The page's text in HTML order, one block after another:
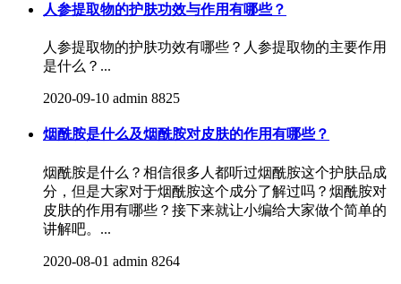
人参提取物的护肤功效与作用有哪些？
人参提取物的护肤功效有哪些？人参提取物的主要作用
是什么？...
2020-09-10 admin 8825
烟酰胺是什么及烟酰胺对皮肤的作用有哪些？
烟酰胺是什么？相信很多人都听过烟酰胺这个护肤品成
分，但是大家对于烟酰胺这个成分了解过吗？烟酰胺对
皮肤的作用有哪些？接下来就让小编给大家做个简单的
讲解吧。...
2020-08-01 admin 8264